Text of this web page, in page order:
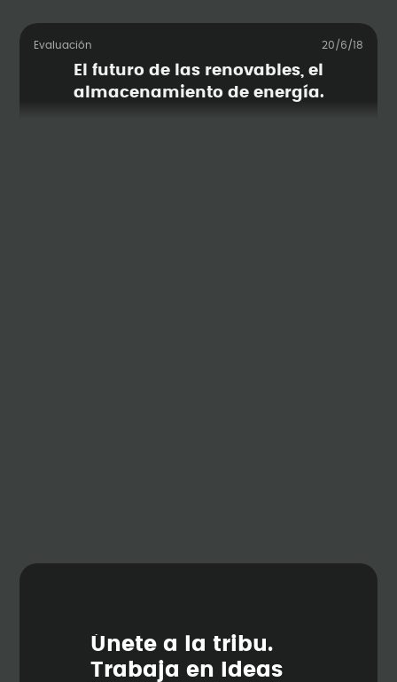
Evaluación 20/6/18
El futuro de las renovables, el
almacenamiento de energía.
Únete a la tribu.
Trabaja en Ideas